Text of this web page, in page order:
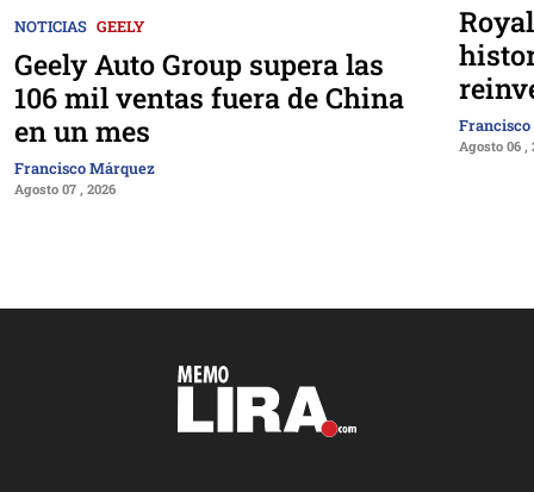
NOTICIAS GEELY
Geely Auto Group supera las
106 mil ventas fuera de China
en un mes
Francisco Márquez
Agosto 07 , 2026
Agosto 06 ,